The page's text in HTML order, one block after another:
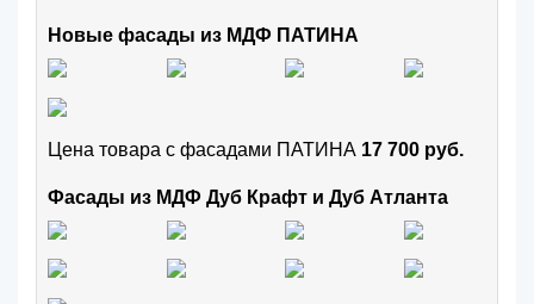
Новые фасады из МДФ ПАТИНА
Цена товара с фасадами ПАТИНА 17 700 руб.
Фасады из МДФ Дуб Крафт и Дуб Атланта